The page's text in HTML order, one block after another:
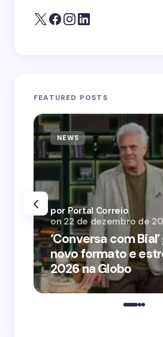
FEATURED POSTS
NEWS
‘Conversa com
novo formato e
2026 na Globo
por Portal Correio
on 22 de dezembro de